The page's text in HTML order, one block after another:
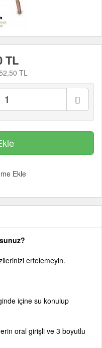
TL
TL
Ekle
ertelemeyin.
içine su konulup
oral girişli ve 3 boyutlu